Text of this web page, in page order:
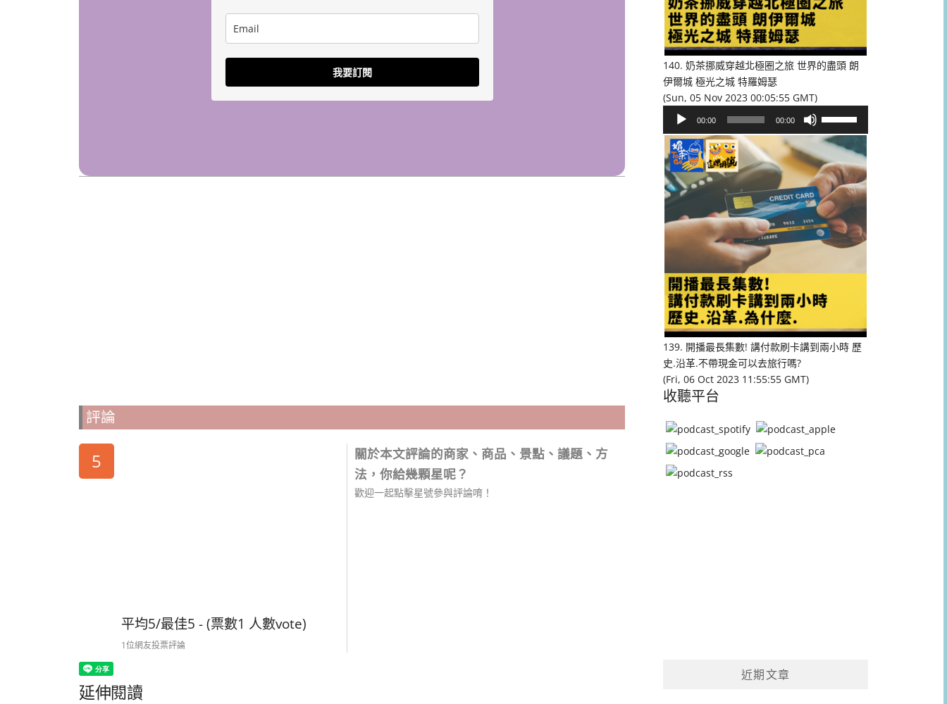
我要訂閱
評論
5
平均5/最佳5 - (票數1 人數vote)
1位網友投票評論
關於本文評論的商家、商品、景點、議題、方
法，你給幾顆星呢？
歡迎一起點擊星號參與評論唷！
延伸閱讀
降
量。
140. 奶茶挪威穿越北極圈之旅 世界的盡頭 朗
伊爾城 極光之城 特羅姆瑟
(Sun, 05 Nov 2023 00:05:55 GMT)
播
放
器
00:00 00:00
向
上/
向
下
鍵
以
提
或
降
低
量。
139. 開播最長集數! 講付款刷卡講到兩小時 歷
史.沿革.不帶現金可以去旅行嗎?
(Fri, 06 Oct 2023 11:55:55 GMT)
收聽平台
近期文章